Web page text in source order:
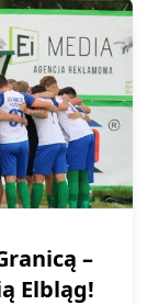
–
Elbląg!